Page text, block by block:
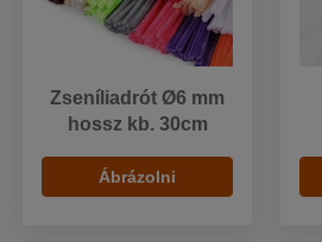
Zseníliadrót Ø6 mm
hossz kb. 30cm
Ábrázolni